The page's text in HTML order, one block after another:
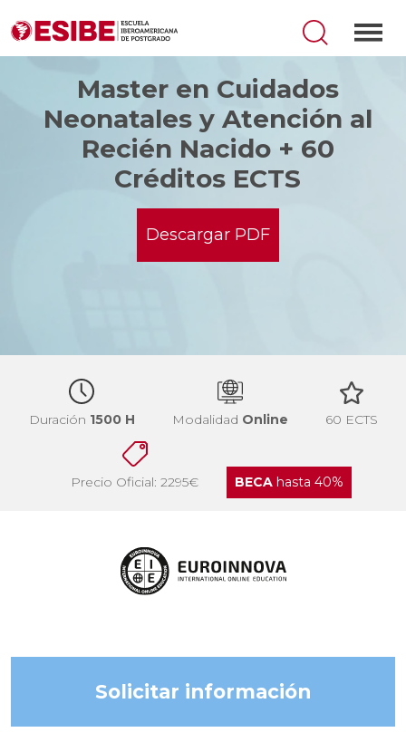
Master en Cuidados
Neonatales y Atención al
Recién Nacido + 60
Créditos ECTS
Descargar PDF
Duración 1500 H Modalidad Online 60 ECTS
Precio Oficial: 2295€ BECA hasta 40%
Solicitar información